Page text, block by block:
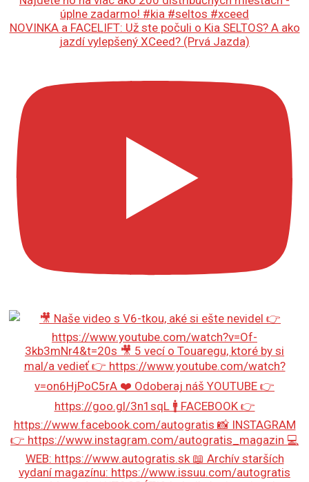
NOVINKA a FACELIFT: Už ste počuli o Kia SELTOS? A ako
jazdí vylepšený XCeed? (Prvá Jazda)